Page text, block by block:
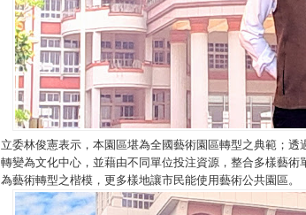
立委林俊憲表示，本園區堪為全國藝術園區轉型之典範；透
轉變為文化中心，並藉由不同單位投注資源，整合多樣藝術
為藝術轉型之楷模，更多樣地讓市民能使用藝術公共園區。